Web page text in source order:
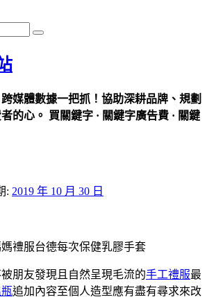
媒體數據一把抓！協助深耕品牌、規劃
的心。 買關鍵字 · 關鍵字廣告費 · 關鍵
: 2019 年 10 月 30 日
禮服台德每次保健乳膠手套
朋友發現且自然呈現毛流的手工禮服最
追加內容至個人造型應有盡有尋求來改